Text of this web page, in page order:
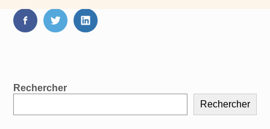
FaceBookTwitterLinkedIn
Blog
Rechercher
Rechercher